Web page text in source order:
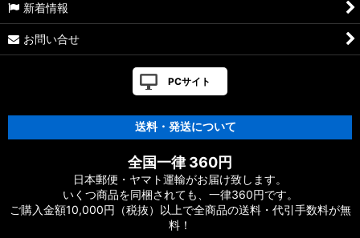
17ヴァンキッシュFW用
FW［VANQUISH］対応 カスタムパーツ
【シマノ】12-13ヴァンキッシュ&リミテッド［VANQUISH］
対応 カスタムパーツ
【シマノ】19ストラディック［STRADIC］対応 カスタムパー
ツ
新着情報
お問い合せ
PCサイト
送料・発送について
全国一律 360円
日本郵便・ヤマト運輸がお届け致します。
いくつ商品を同梱されても、一律360円です。
ご購入金額10,000円（税抜）以上で全商品の送料・代引手数料が無
料！